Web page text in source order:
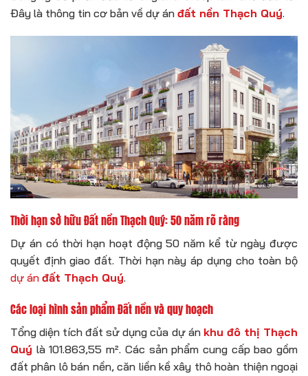
Đây là thông tin cơ bản về dự án đất nền Thạch Quý.
Thời hạn sở hữu Đất nền Thạch Quý: 50 năm rõ ràng
Dự án có thời hạn hoạt động 50 năm kể từ ngày được
quyết định giao đất. Thời hạn này áp dụng cho toàn bộ
dự án đất Thạch Quý.
Các loại hình sản phẩm Đất nền và quy hoạch
Tổng diện tích đất sử dụng của dự án khu đô thị Thạch
Quý là 101.863,55 m². Các sản phẩm cung cấp bao gồm
đất phân lô bán nền, căn liền kề xây thô hoàn thiện ngoại